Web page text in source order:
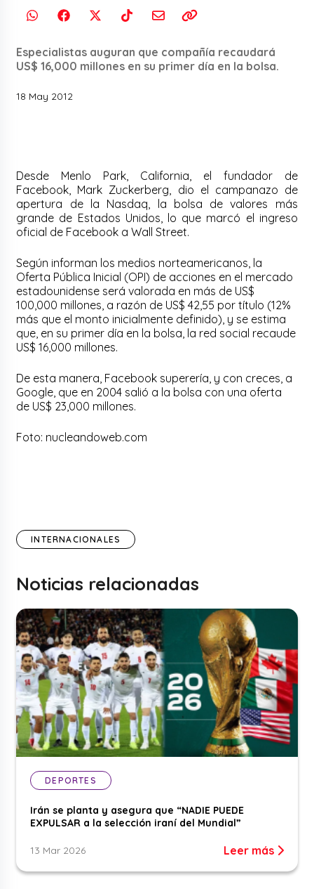
Especialistas auguran que compañía recaudará
US$ 16,000 millones en su primer día en la bolsa.
18 May 2012
Desde Menlo Park, California, el fundador de
Facebook, Mark Zuckerberg, dio el campanazo de
apertura de la Nasdaq, la bolsa de valores más
grande de Estados Unidos, lo que marcó el ingreso
oficial de Facebook a Wall Street.
Según informan los medios norteamericanos, la
Oferta Pública Inicial (OPI) de acciones en el mercado
estadounidense será valorada en más de US$
100,000 millones, a razón de US$ 42,55 por título (12%
más que el monto inicialmente definido), y se estima
que, en su primer día en la bolsa, la red social recaude
US$ 16,000 millones.
De esta manera, Facebook superería, y con creces, a
Google, que en 2004 salió a la bolsa con una oferta
de US$ 23,000 millones.
Foto: nucleandoweb.com
INTERNACIONALES
Noticias relacionadas
DEPORTES
Irán se planta y asegura que “NADIE PUEDE
EXPULSAR a la selección iraní del Mundial”
13 Mar 2026 Leer más